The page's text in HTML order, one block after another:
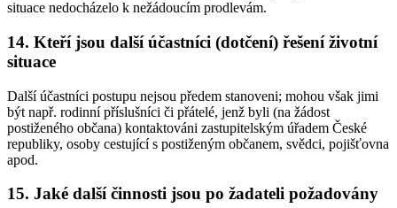
situace nedocházelo k nežádoucím prodlevám.
14. Kteří jsou další účastníci (dotčení) řešení životní
situace
Další účastníci postupu nejsou předem stanoveni; mohou však jimi
být např. rodinní příslušníci či přátelé, jenž byli (na žádost
postiženého občana) kontaktováni zastupitelským úřadem České
republiky, osoby cestující s postiženým občanem, svědci, pojišťovna
apod.
15. Jaké další činnosti jsou po žadateli požadovány